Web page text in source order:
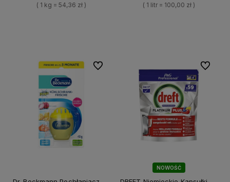
( 1 kg = 54,36 zł )
( 1 litr = 100,00 zł )
Do ulubionych
NOWOŚĆ
Do